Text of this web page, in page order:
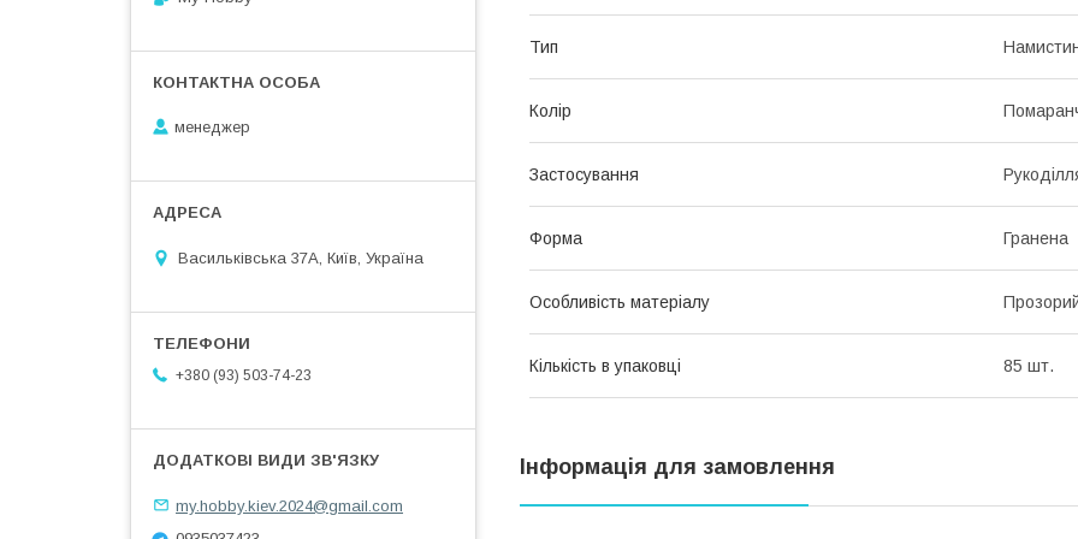
Тип
Колір
Застосування
Форма Гранена
Особливість матеріалу
Кількість в упаковці 85 шт.
Інформація для замовлення
менеджер
Васильківська 37А, Київ, Україна
+380 (93) 503-74-23
my.hobby.kiev.2024@gmail.com